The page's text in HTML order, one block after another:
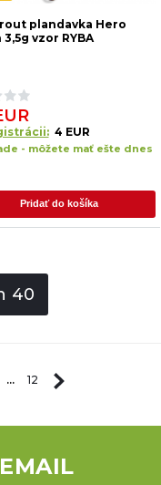
plandavka Hero
vzor RYBA
4 EUR
- môžete mať ešte dnes
Pridať do košíka
40
... 12